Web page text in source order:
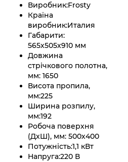
Виробник:Frosty
Країна
виробник:Италия
Габарити:
565х505х910 мм
Довжина
стрічкового полотна,
мм: 1650
Висота пропила,
мм:225
Ширина розпилу,
мм:192
Робоча поверхня
(ДхШ), мм: 500х400
Потужність:1,1 кВт
Напруга:220 В